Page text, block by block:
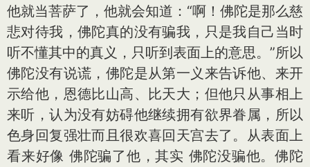
他就当菩萨了，他就会知道：“啊！佛陀是那么慈
悲对待我，佛陀真的没有骗我，只是我自己当时
听不懂其中的真义，只听到表面上的意思。”所以
佛陀没有说谎，佛陀是从第一义来告诉他、来开
示给他，恩德比山高、比天大；但他只从事相上
来听，认为没有妨碍他继续拥有欲界眷属，所以
色身回复强壮而且很欢喜回天宫去了。从表面上
看来好像 佛陀骗了他，其实 佛陀没骗他。佛陀